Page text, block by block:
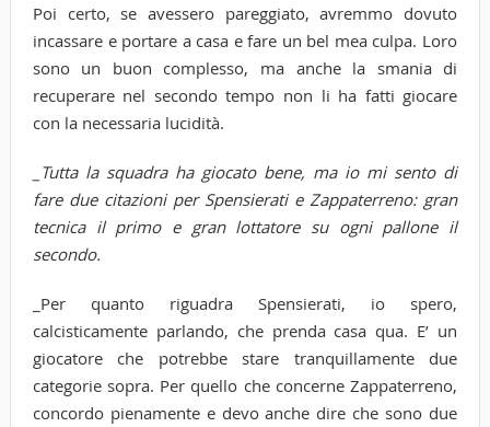
Poi certo, se avessero pareggiato, avremmo dovuto
incassare e portare a casa e fare un bel mea culpa. Loro
sono un buon complesso, ma anche la smania di
recuperare nel secondo tempo non li ha fatti giocare
con la necessaria lucidità.
_Tutta la squadra ha giocato bene, ma io mi sento di
fare due citazioni per Spensierati e Zappaterreno: gran
tecnica il primo e gran lottatore su ogni pallone il
secondo.
_Per quanto riguadra Spensierati, io spero,
calcisticamente parlando, che prenda casa qua. E’ un
giocatore che potrebbe stare tranquillamente due
categorie sopra. Per quello che concerne Zappaterreno,
concordo pienamente e devo anche dire che sono due